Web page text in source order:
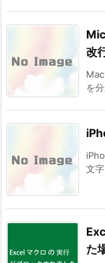
改
を
文
た